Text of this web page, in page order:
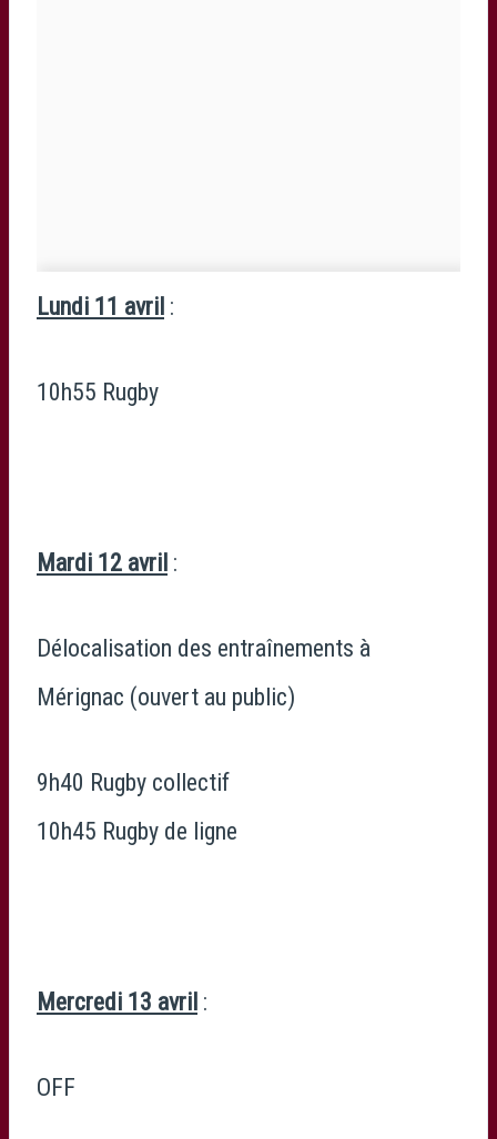
Lundi 11 avril :
10h55 Rugby
Mardi 12 avril :
Délocalisation des entraînements à
Mérignac (ouvert au public)
9h40 Rugby collectif
10h45 Rugby de ligne
Mercredi 13 avril :
OFF